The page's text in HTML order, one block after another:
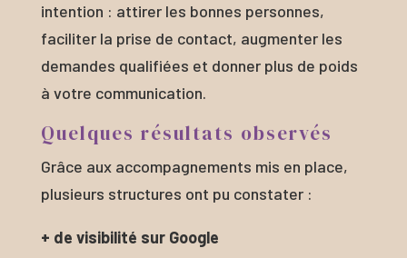
intention : attirer les bonnes personnes,
faciliter la prise de contact, augmenter les
demandes qualifiées et donner plus de poids
à votre communication.
Quelques résultats observés
Grâce aux accompagnements mis en place,
plusieurs structures ont pu constater :
+ de visibilité sur Google